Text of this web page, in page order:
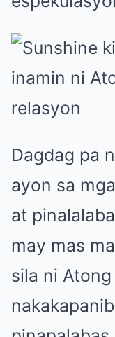
Dagdag pa
ayon sa
at
may mas
sila ni